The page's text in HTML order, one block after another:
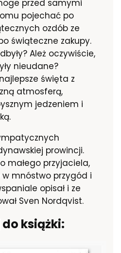
przed samymi
pojechać po
ozdób ze
świąteczne zakupy.
Ależ oczywiście,
nieudane?
święta z
atmosferą,
jedzeniem i
prowincji.
małego przyjaciela,
mnóstwo przygód i
opisał i ze
Sven Nordqvist.
książki: